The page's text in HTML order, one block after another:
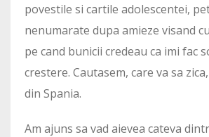
povestile si cartile adolescentei,
nenumarate dupa amieze visand
pe cand bunicii credeau ca imi fac
crestere. Cautasem, care va sa
din Spania.
Am ajuns sa vad aievea cateva